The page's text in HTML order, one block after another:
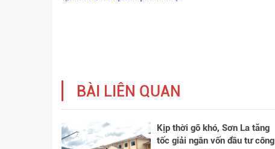
BÀI LIÊN QUAN
Kịp thời gỡ khó, Sơn La tăng
tốc giải ngân vốn đầu tư công